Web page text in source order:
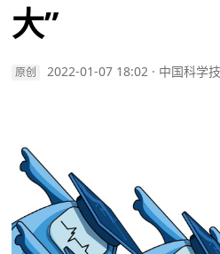
大”
原创 2022-01-07 18:02 · 中国科学